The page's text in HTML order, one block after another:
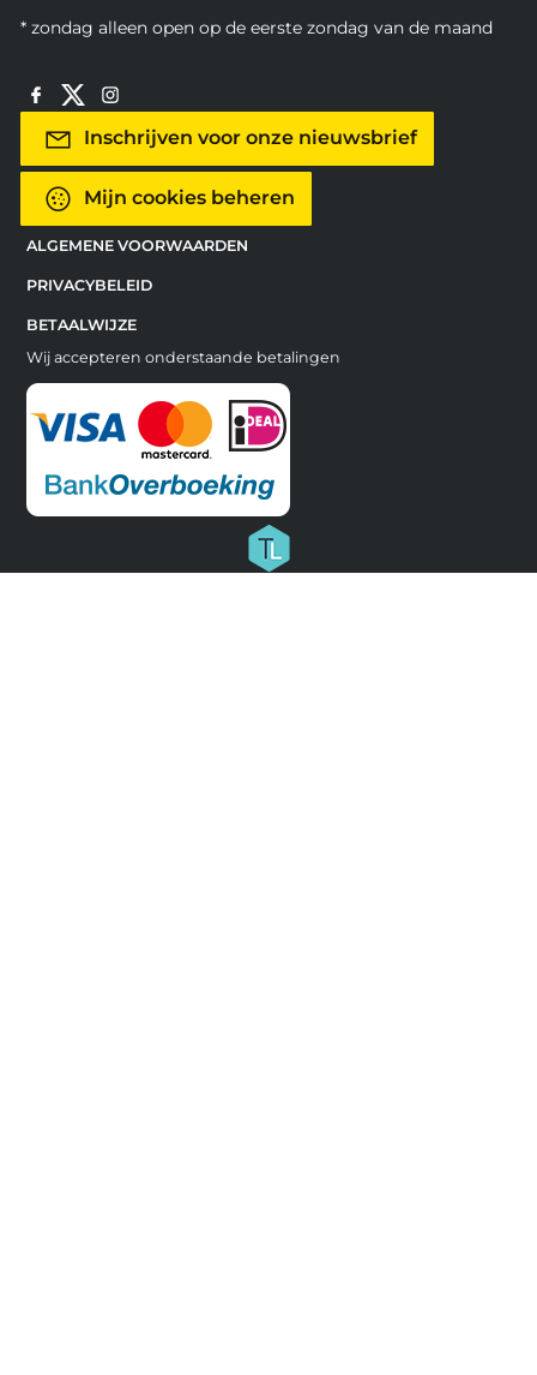
* zondag alleen open op de eerste zondag van de maand
Inschrijven voor onze nieuwsbrief
Mijn cookies beheren
ALGEMENE VOORWAARDEN
PRIVACYBELEID
BETAALWIJZE
Wij accepteren onderstaande betalingen